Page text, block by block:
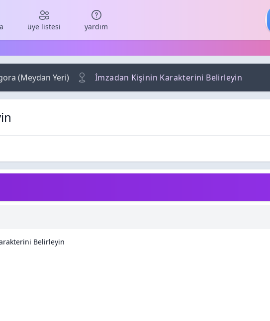
üye listesi yardım
(Meydan Yeri) İmzadan Kişinin Karakterini Belirleyin
/ Görüntüleme
Belirleyin